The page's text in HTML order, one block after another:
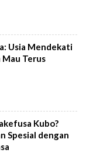
Usia Mendekati
Mau Terus
Kubo?
Spesial dengan